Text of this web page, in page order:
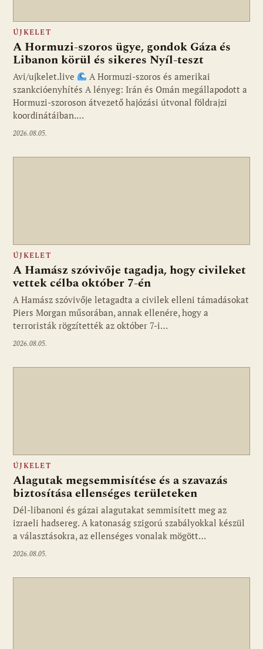
ÚJKELET
A Hormuzi-szoros ügye, gondok Gáza és
Libanon körül és sikeres Nyíl-teszt
Avi/ujkelet.live
A Hormuzi-szoros és amerikai
szankcióenyhítés A lényeg: Irán és Omán megállapodott a
Hormuzi-szoroson átvezető hajózási útvonal földrajzi
koordinátáiban.…
2026.08.05.
ÚJKELET
A Hamász szóvivője tagadja, hogy civileket
vettek célba október 7-én
A Hamász szóvivője letagadta a civilek elleni támadásokat
Piers Morgan műsorában, annak ellenére, hogy a
terroristák rögzítették az október 7-i…
2026.08.05.
ÚJKELET
Alagutak megsemmisítése és a szavazás
biztosítása ellenséges területeken
Dél-libanoni és gázai alagutakat semmisített meg az
izraeli hadsereg. A katonaság szigorú szabályokkal készül
a választásokra, az ellenséges vonalak mögött…
2026.08.05.